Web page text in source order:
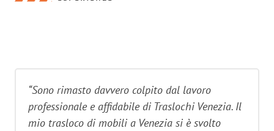
“Sono rimasto davvero colpito dal lavoro
professionale e affidabile di Traslochi Venezia. Il
mio trasloco di mobili a Venezia si è svolto